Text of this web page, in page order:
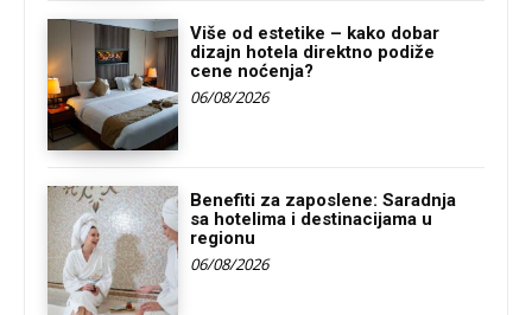
Više od estetike – kako dobar
dizajn hotela direktno podiže
cene noćenja?
06/08/2026
Benefiti za zaposlene: Saradnja
sa hotelima i destinacijama u
regionu
06/08/2026